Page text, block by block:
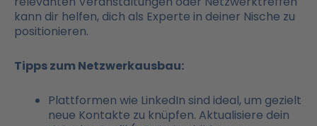
kann dir helfen, dich als Experte in deiner Nische zu
positionieren.
Tipps zum Netzwerkausbau:
Plattformen wie LinkedIn sind ideal, um gezielt
neue Kontakte zu knüpfen. Aktualisiere dein